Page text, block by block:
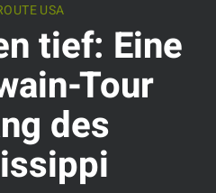
USA
tief: Eine
Tour
des